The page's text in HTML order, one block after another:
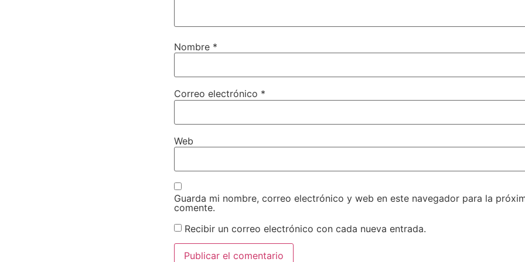
Nombre *
Correo electrónico *
Web
Guarda mi nombre, correo electrónico y web en este navegador para la
comente.
Recibir un correo electrónico con cada nueva entrada.